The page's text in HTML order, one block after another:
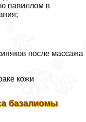
папиллом в
после массажа
кожи
базалиомы